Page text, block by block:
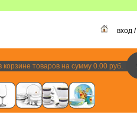
/
корзине товаров на сумму 0.00руб.